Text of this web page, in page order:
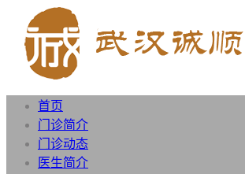
首页
门诊简介
门诊动态
医生简介